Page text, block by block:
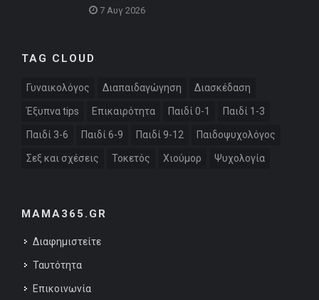
7 Αυγ 2026
TAG CLOUD
Γυναικολόγος Διαπαιδαγώγηση Διασκέδαση
Έξυπνα tips Επικαιρότητα Παιδί 0-1 Παιδί 1-3
Παιδί 3-6 Παιδί 6-9 Παιδί 9-12 Παιδοψυχολόγος
Σεξ και σχέσεις Τοκετός Χιούμορ Ψυχολογία
MAMA365.GR
Διαφημιστείτε
Ταυτότητα
Επικοινωνία